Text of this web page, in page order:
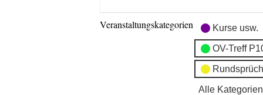
Veranstaltungskategorien Kurse usw.
OV-Treff
Alle Kategorien